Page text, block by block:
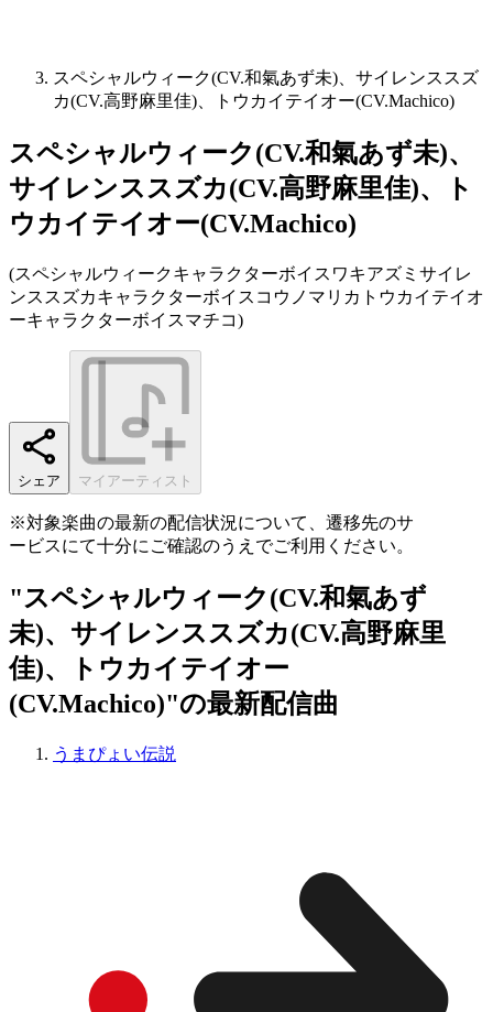
スペシャルウィーク(CV.和氣あず未)、サイレンススズ
カ(CV.高野麻里佳)、トウカイテイオー(CV.Machico)
スペシャルウィーク(CV.和氣あず未)、
サイレンススズカ(CV.高野麻里佳)、ト
ウカイテイオー(CV.Machico)
(スペシャルウィークキャラクターボイスワキアズミサイレ
ンススズカキャラクターボイスコウノマリカトウカイテイオ
ーキャラクターボイスマチコ)
シェア マイアーティスト
※対象楽曲の最新の配信状況について、遷移先のサ
ービスにて十分にご確認のうえでご利用ください。
"スペシャルウィーク(CV.和氣あず
未)、サイレンススズカ(CV.高野麻里
佳)、トウカイテイオー
(CV.Machico)"の最新配信曲
うまぴょい伝説